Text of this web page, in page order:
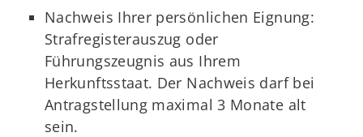
Nachweis Ihrer persönlichen Eignung:
Strafregisterauszug oder
Führungszeugnis aus Ihrem
Herkunftsstaat. Der Nachweis darf bei
Antragstellung maximal 3 Monate alt
sein.